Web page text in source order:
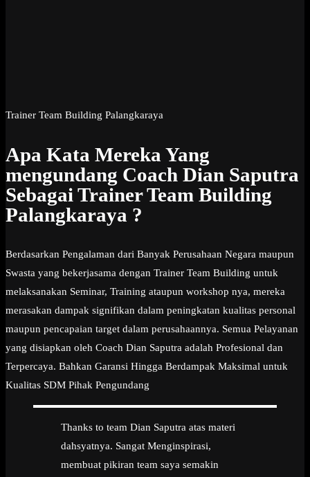
Trainer Team Building Palangkaraya
Apa Kata Mereka Yang
mengundang Coach Dian Saputra
Sebagai Trainer Team Building
Palangkaraya ?
Berdasarkan Pengalaman dari Banyak Perusahaan Negara maupun
Swasta yang bekerjasama dengan Trainer Team Building untuk
melaksanakan Seminar, Training ataupun workshop nya, mereka
merasakan dampak signifikan dalam peningkatan kualitas personal
maupun pencapaian target dalam perusahaannya. Semua Pelayanan
yang disiapkan oleh Coach Dian Saputra adalah Profesional dan
Terpercaya. Bahkan Garansi Hingga Berdampak Maksimal untuk
Kualitas SDM Pihak Pengundang
Thanks to team Dian Saputra atas materi
dahsyatnya. Sangat Menginspirasi,
membuat pikiran team saya semakin